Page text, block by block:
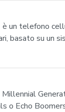
telefono
basato su un
Millennial
o Echo